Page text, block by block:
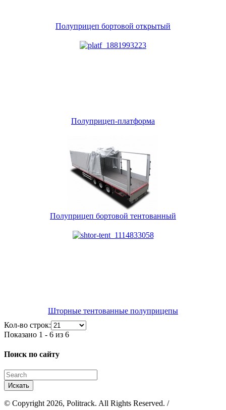
Полуприцеп бортовой открытый
Полуприцеп-платформа
Полуприцеп бортовой тентованный
Шторные тентованные полуприцепы
Кол-во строк:
Показано 1 - 6 из 6
Поиск по сайту
© Copyright 2026, Politrack. All Rights Reserved. /